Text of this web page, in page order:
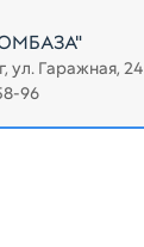
ул. Гаражная, 24
96